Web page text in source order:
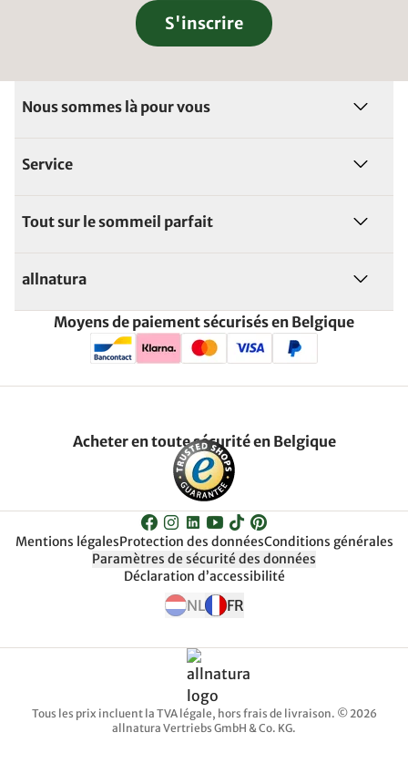
S'inscrire
Nous sommes là pour vous
Service
Tout sur le sommeil parfait
allnatura
Moyens de paiement sécurisés en Belgique
Acheter en toute sécurité en Belgique
Mentions légalesProtection des donnéesConditions générales
Paramètres de sécurité des données
Déclaration d’accessibilité
NL FR
Tous les prix incluent la TVA légale, hors frais de livraison. © 2026
allnatura Vertriebs GmbH & Co. KG.